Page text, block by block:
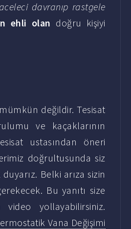
davranıp rastgele
ehli olan doğru kişiyi
değildir. Tesisat
ve kaçaklarının
ustasından öneri
doğrultusunda siz
Belki arıza sizin
Bu yanıtı size
yollayabilirsiniz.
Vana Değişimi